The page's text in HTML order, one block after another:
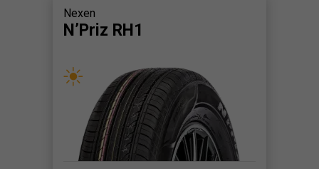
Nexen
N’Priz RH1